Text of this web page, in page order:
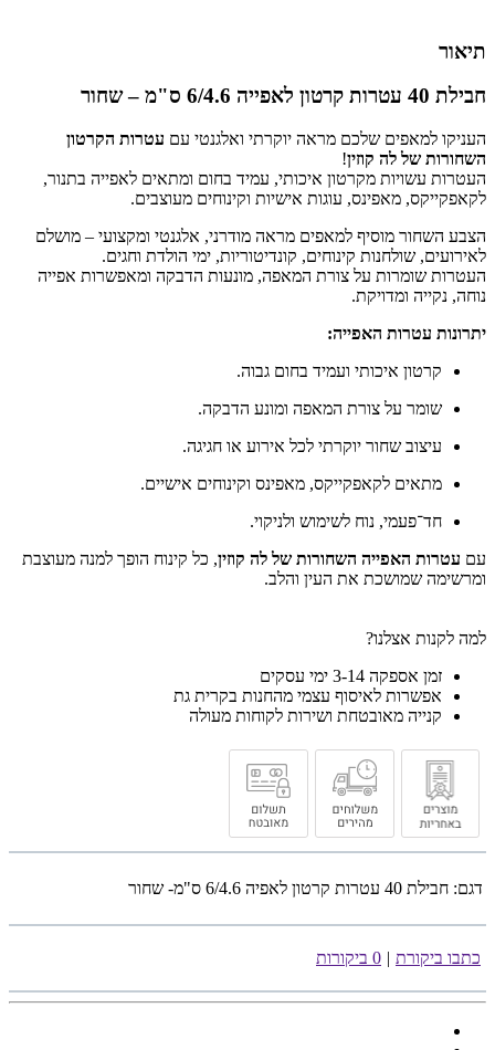
תיאור
חבילת 40 עטרות קרטון לאפייה 6/4.6 ס"מ – שחור
העניקו למאפים שלכם מראה יוקרתי ואלגנטי עם עטרות הקרטון
השחורות של לה קוזין!
העטרות עשויות מקרטון איכותי, עמיד בחום ומתאים לאפייה בתנור,
לקאפקייקס, מאפינס, עוגות אישיות וקינוחים מעוצבים.
הצבע השחור מוסיף למאפים מראה מודרני, אלגנטי ומקצועי – מושלם
לאירועים, שולחנות קינוחים, קונדיטוריות, ימי הולדת וחגים.
העטרות שומרות על צורת המאפה, מונעות הדבקה ומאפשרות אפייה
נוחה, נקייה ומדויקת.
יתרונות עטרות האפייה:
קרטון איכותי ועמיד בחום גבוה.
שומר על צורת המאפה ומונע הדבקה.
עיצוב שחור יוקרתי לכל אירוע או חגיגה.
מתאים לקאפקייקס, מאפינס וקינוחים אישיים.
חד־פעמי, נוח לשימוש ולניקוי.
עם עטרות האפייה השחורות של לה קוזין, כל קינוח הופך למנה מעוצבת
ומרשימה שמושכת את העין והלב.
למה לקנות אצלנו?
זמן אספקה 3-14 ימי עסקים
אפשרות לאיסוף עצמי מהחנות בקרית גת
קנייה מאובטחת ושירות לקוחות מעולה
דגם: חבילת 40 עטרות קרטון לאפיה 6/4.6 ס"מ- שחור
כתבו ביקורת | 0 ביקורות